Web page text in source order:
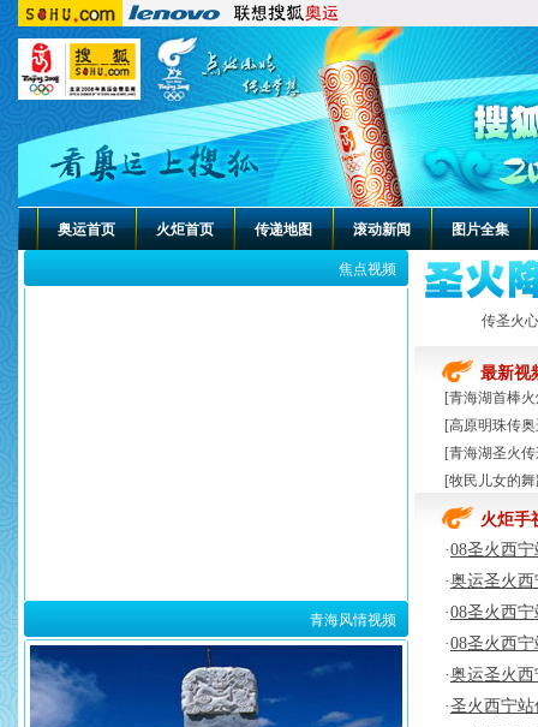
奥运首页 火炬首页 传递地图 滚动新闻 图片全集
焦点视频
青海风情视频
传圣火
最新视
[青海湖首棒
[高原明珠传
[青海湖圣火
[牧民儿女的
火炬手
·08圣火西
·奥运圣火
·08圣火西
·08圣火西
·奥运圣火
·圣火西宁